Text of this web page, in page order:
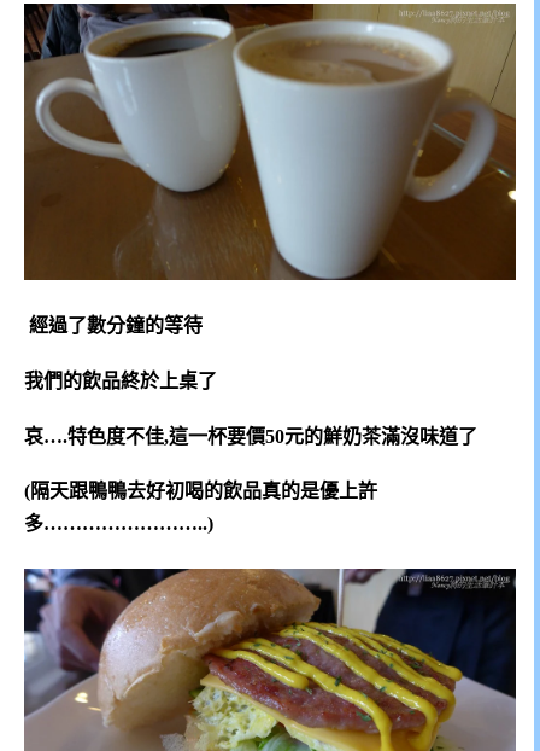
經過了數分鐘的等待
我們的飲品終於上桌了
哀….特色度不佳,這一杯要價50元的鮮奶茶滿沒味道了
(隔天跟鴨鴨去好初喝的飲品真的是優上許
多……………………..)